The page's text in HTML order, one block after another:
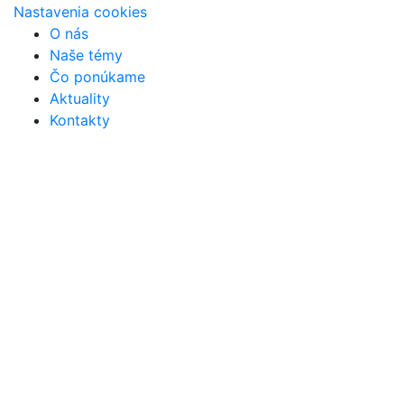
Nastavenia cookies
O nás
Naše témy
Čo ponúkame
Aktuality
Kontakty